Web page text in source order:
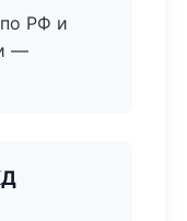
РФ и
—